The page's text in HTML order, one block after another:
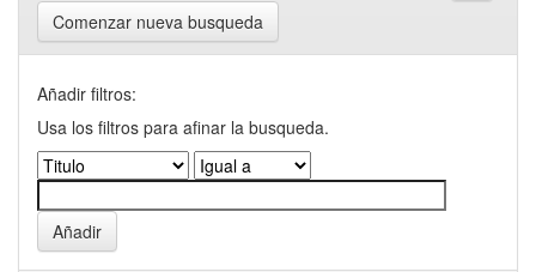
Comenzar nueva busqueda
Añadir filtros:
Usa los filtros para afinar la busqueda.